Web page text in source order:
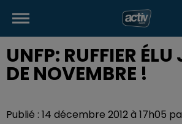
UNFP: RUFFIER ÉLU
DE NOVEMBRE !
Publié : 14 décembre 2012 à 17h05